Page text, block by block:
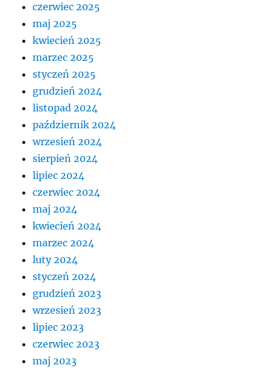
czerwiec 2025
maj 2025
kwiecień 2025
marzec 2025
styczeń 2025
grudzień 2024
listopad 2024
październik 2024
wrzesień 2024
sierpień 2024
lipiec 2024
czerwiec 2024
maj 2024
kwiecień 2024
marzec 2024
luty 2024
styczeń 2024
grudzień 2023
wrzesień 2023
lipiec 2023
czerwiec 2023
maj 2023